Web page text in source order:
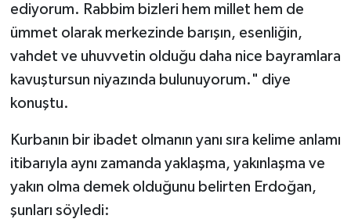
ediyorum. Rabbim bizleri hem millet hem de
ümmet olarak merkezinde barışın, esenliğin,
vahdet ve uhuvvetin olduğu daha nice bayramlara
kavuştursun niyazında bulunuyorum." diye
konuştu.
Kurbanın bir ibadet olmanın yanı sıra kelime anlamı
itibarıyla aynı zamanda yaklaşma, yakınlaşma ve
yakın olma demek olduğunu belirten Erdoğan,
şunları söyledi:
Denizli Müftülüğü
Diyarbakır Müftülüğü
Düzce Müftülüğü
Edirne Müftülüğü
Elazığ Müftülüğü
Diyanet TV
İhtida Haberleri
YAŞAM